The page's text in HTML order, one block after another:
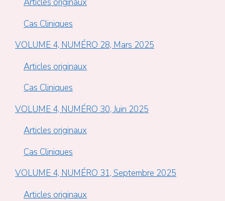
Cas Cliniques
VOLUME 4, NUMÉRO 28, Mars 2025
Articles originaux
Cas Cliniques
VOLUME 4, NUMÉRO 30, Juin 2025
Articles originaux
Cas Cliniques
VOLUME 4, NUMÉRO 31, Septembre 2025
Articles originaux